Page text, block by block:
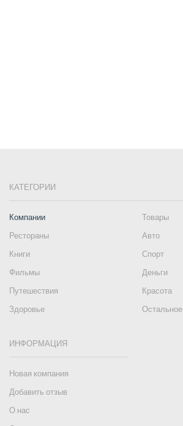
КАТЕГОРИИ
Компании
Товары
Рестораны
Авто
Книги
Спорт
Фильмы
Деньги
Путешествия
Красота
Здоровье
Остальное
ИНФОРМАЦИЯ
Новая компания
Добавить отзыв
О нас